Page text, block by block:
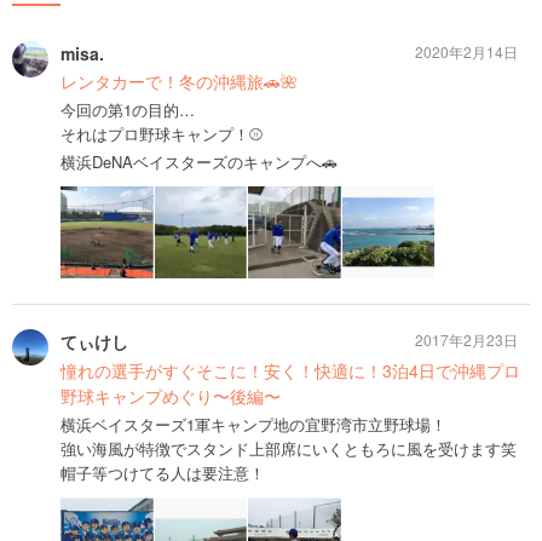
misa.
レンタカーで！冬の沖縄旅🚗🌺
今回の第1の目的…
それはプロ野球キャンプ！⚾️
横浜DeNAベイスターズのキャンプへ🚗
2020年2月14日
てぃけし
憧れの選手がすぐそこに！安く！快適に！3泊4日で沖縄プロ
野球キャンプめぐり〜後編〜
横浜ベイスターズ1軍キャンプ地の宜野湾市立野球場！
強い海風が特徴でスタンド上部席にいくともろに風を受けます笑
帽子等つけてる人は要注意！
2017年2月23日